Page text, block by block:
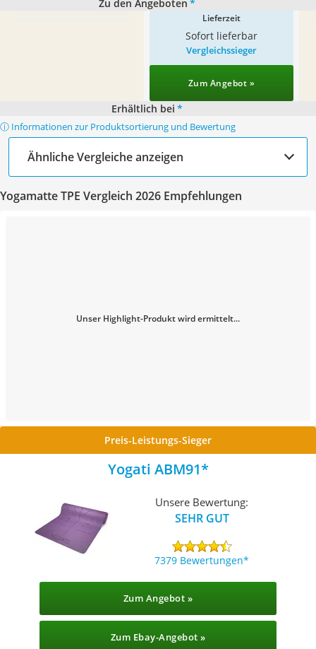
Zu den Angeboten *
Lieferzeit
Sofort lieferbar
Vergleichssieger
Zum Angebot »
Erhältlich bei *
ⓘ Informationen zur Produktsortierung und Bewertung
Ähnliche Vergleiche anzeigen
Yogamatte TPE Vergleich 2026 Empfehlungen
Unser Highlight-Produkt wird ermittelt...
Preis-Leistungs-Sieger
Yogati ‎ABM91
Unsere Bewertung:
SEHR GUT
7379 Bewertungen
Zum Angebot »
Zum Ebay-Angebot »